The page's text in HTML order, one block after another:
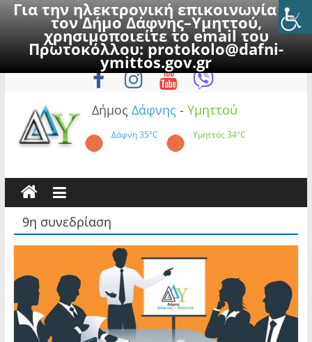
Για την ηλεκτρονική επικοινωνία με
τον Δήμο Δάφνης–Υμηττού,
χρησιμοποιείτε το email του
Πρωτοκόλλου:protokolo@dafni-
ymittos.gov.gr
to
Σάββατο, 8 Αυγούστου 2026
Δήμος Δάφνης - Υμηττού
Δάφνη35°C Υμηττός34°C
9η συνεδρίαση